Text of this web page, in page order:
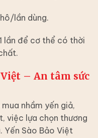
lần dùng.
lần để cơ thể có thời
Việt – An tâm sức
nhầm yến giả,
việc lựa chọn thương
Yến Sào Bảo Việt